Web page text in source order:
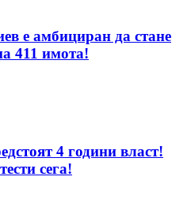
е амбициран да стане
411 имота!
4 години власт!
сега!